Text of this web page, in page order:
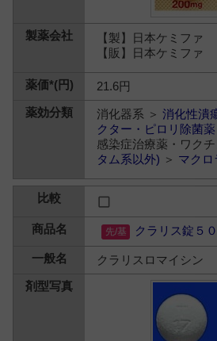
【製】日本ケミファ
【販】日本ケミファ
21.6円
消化器系 ＞消化性潰
クター・ピロリ除菌薬
感染症治療薬・ワク
タム系以外) ＞ マクロ
クラリス錠５
クラリスロマイシン